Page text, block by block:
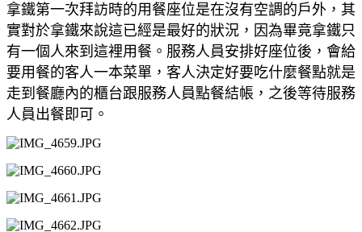
拿鐵第一次拜訪時的用餐座位是在沒有空調的戶外，其
實對於拿鐵來說這已經是最好的狀況，因為畢竟拿鐵只
有一個人來到這裡用餐。服務人員安排好座位後，會給
要用餐的客人一本菜單，客人決定好要吃什麼餐點就是
走到餐廳內的櫃台跟服務人員點餐結帳，之後等待服務
人員出餐即可。